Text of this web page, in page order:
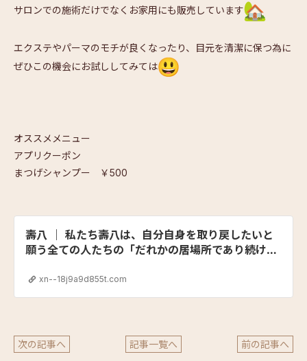
サロンでの施術だけでなくお家用にも販売しています
エクステやパーマのモチが良くなったり、
目元を清潔に保つ為に
ぜひこの機会にお試ししてみては
オススメメニュー
アプリクーポン
まつげシャンプー ￥500
壽八 ｜ 私たち壽八は、自分自身を取り戻したいと
願う全ての人たちの「だれかの居場所であり続け
う努めてまいります
xn--18j9a9d855t.com
次の記事へ 記事一覧へ 前の記事へ